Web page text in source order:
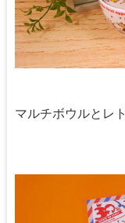
マルチボウルとレ